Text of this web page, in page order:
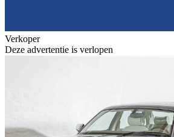
Verkoper
Deze advertentie is verlopen